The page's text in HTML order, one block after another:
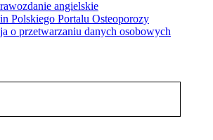
angielskie
Polskiego Portalu Osteoporozy
o przetwarzaniu danych osobowych